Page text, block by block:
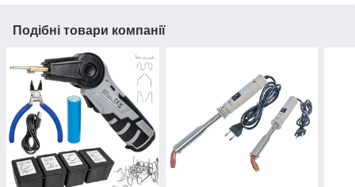
Подібні товари компанії